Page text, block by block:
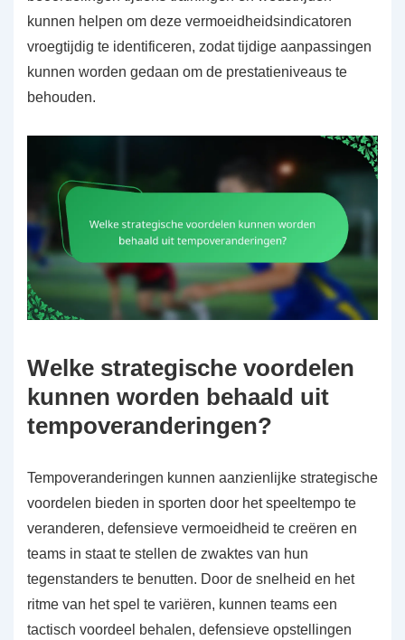
kunnen helpen om deze vermoeidheidsindicatoren
vroegtijdig te identificeren, zodat tijdige aanpassingen
kunnen worden gedaan om de prestatieniveaus te
behouden.
Welke strategische voordelen
kunnen worden behaald uit
tempoveranderingen?
Tempoveranderingen kunnen aanzienlijke strategische
voordelen bieden in sporten door het speeltempo te
veranderen, defensieve vermoeidheid te creëren en
teams in staat te stellen de zwaktes van hun
tegenstanders te benutten. Door de snelheid en het
ritme van het spel te variëren, kunnen teams een
tactisch voordeel behalen, defensieve opstellingen